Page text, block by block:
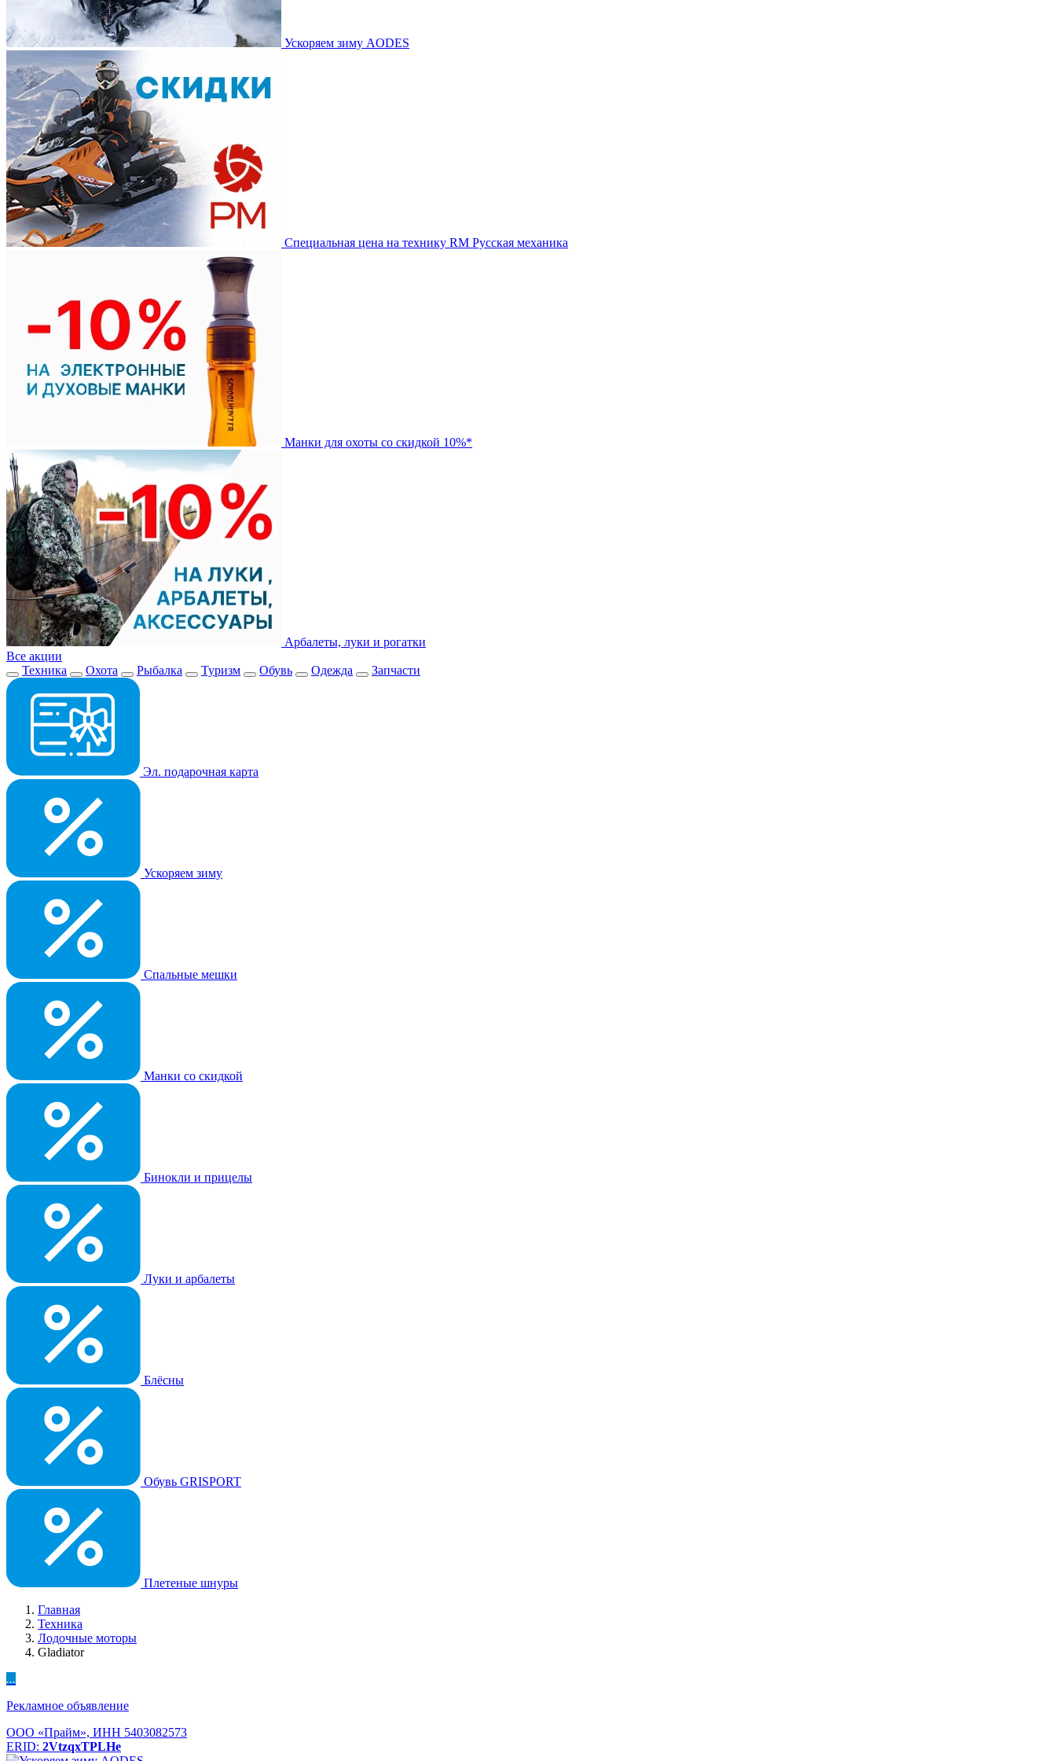
Ускоряем зиму AODES
Специальная цена на технику RM Русская механика
Манки для охоты со скидкой 10%*
Арбалеты, луки и рогатки
Все акции
Техника
Охота Рыбалка Туризм Обувь Одежда Запчасти
Эл. подарочная карта
Ускоряем зиму
Спальные мешки
Манки со скидкой
Бинокли и прицелы
Луки и арбалеты
Блёсны
Обувь GRISPORT
Плетеные шнуры
Главная
Техника
Лодочные моторы
Gladiator
...
Рекламное объявление
ООО «Прайм», ИНН 5403082573
ERID: 2VtzqxTPLHe